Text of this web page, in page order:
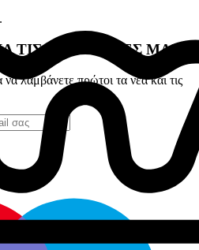
ΤΙΣ ΠΡΟΣΦΟΡΕΣ ΜΑΣ
λαμβάνετε πρώτοι τα νέα και τις